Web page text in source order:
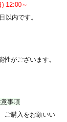
12:00～
以内です。
がございます。
事項
ご購入をお願いい